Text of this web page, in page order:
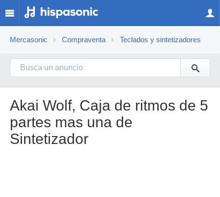
Mercasonic Compraventa Teclados y sintetizadores
Akai Wolf, Caja de ritmos de 5
partes mas una de
Sintetizador